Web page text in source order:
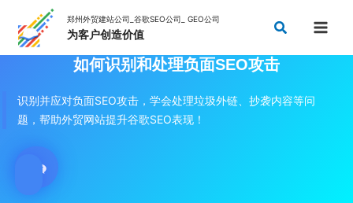
content
Search
如何识别和处理负面SEO攻击
识别并应对负面SEO攻击，学会处理垃圾外链、抄袭内容等问
题，帮助外贸网站提升谷歌SEO表现！